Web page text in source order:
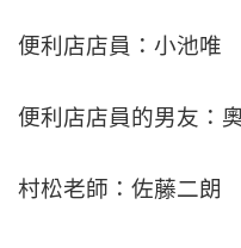
便利店店員：小池唯
便利店店員的男友：
村松老師：佐藤二朗